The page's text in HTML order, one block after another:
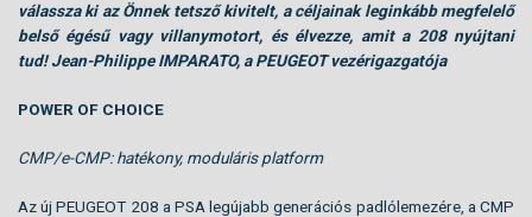
válassza ki az Önnek tetsző kivitelt, a céljainak leginkább megfelelő
belső égésű vagy villanymotort, és élvezze, amit a 208 nyújtani
tud! Jean-Philippe IMPARATO, a PEUGEOT vezérigazgatója
POWER OF CHOICE
CMP/e-CMP: hatékony, moduláris platform
Az új PEUGEOT 208 a PSA legújabb generációs padlólemezére, a CMP